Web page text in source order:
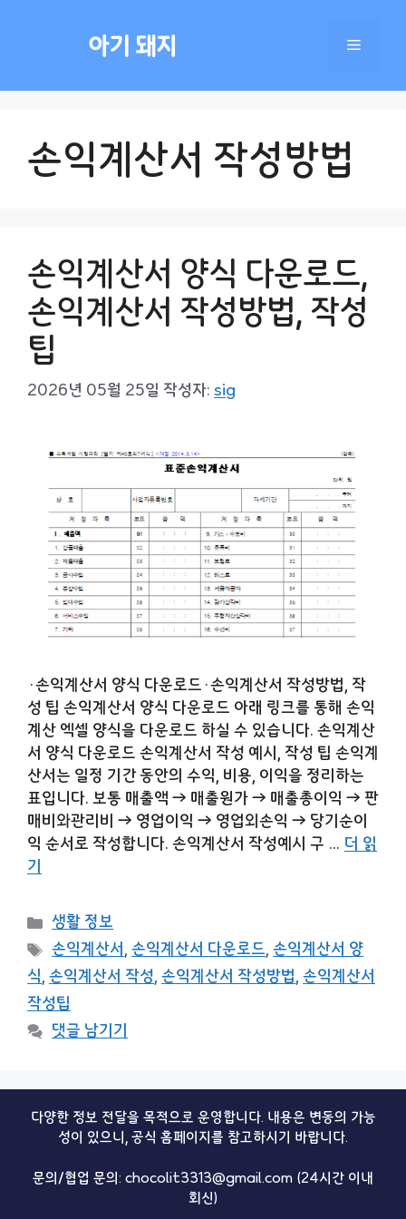
아기 돼지 메
손익계산서 작성방법
손익계산서 양식 다운로드,
손익계산서 작성방법, 작성
팁
2026년 05월 25일 작성자: sig
·손익계산서 양식 다운로드·손익계산서 작성방법, 작
성 팁 손익계산서 양식 다운로드 아래 링크를 통해 손익
계산 엑셀 양식을 다운로드 하실 수 있습니다. 손익계산
서 양식 다운로드 손익계산서 작성 예시, 작성 팁 손익계
산서는 일정 기간 동안의 수익, 비용, 이익을 정리하는
표입니다. 보통 매출액 → 매출원가 → 매출총이익 → 판
매비와관리비 → 영업이익 → 영업외손익 → 당기순이
익 순서로 작성합니다. 손익계산서 작성예시 구 … 더 읽
기
카
테
고
리
생활 정보
태
그
손익계산서,손익계산서 다운로드,손익계산서 양
식, 손익계산서 작성, 손익계산서 작성방법, 손익계산서
작성팁
댓글 남기기
다양한 정보 전달을 목적으로 운영합니다. 내용은 변동의 가능
성이 있으니, 공식 홈페이지를 참고하시기 바랍니다.
문의/협업 문의: chocolit3313@gmail.com (24시간 이내
회신)